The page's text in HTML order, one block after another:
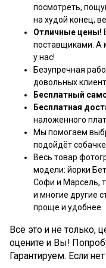
посмотреть,
на худой конец,
Отличные цены!
поставщиками. А
у нас!
Безупречная
довольных
Бесплатный
Бесплатная
наложенного
Мы помогаем
подойдёт
Весь товар
модели: йорки
Софи и Марсель,
и многие другие
проще и удобнее.
Всё это и не только,
оцените и Вы!
Гарантируем. Если